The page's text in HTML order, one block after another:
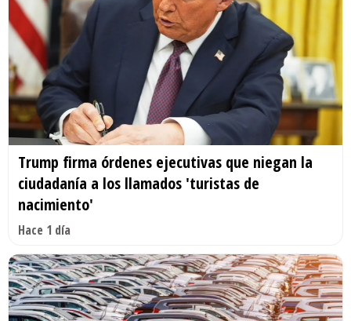
Trump firma órdenes ejecutivas que niegan la
ciudadanía a los llamados 'turistas de
nacimiento'
Hace 1 día